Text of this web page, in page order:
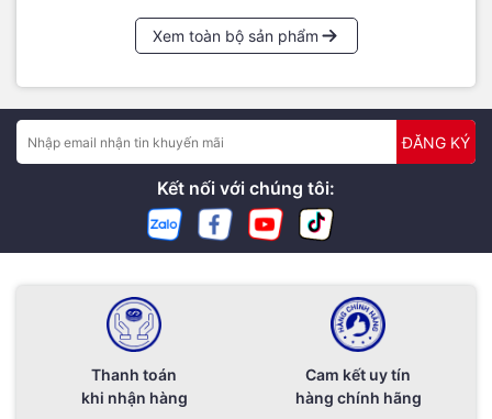
Xem toàn bộ sản phẩm
ĐĂNG KÝ
Kết nối với chúng tôi:
Thanh toán
khi nhận hàng
Cam kết uy tín
hàng chính hãng